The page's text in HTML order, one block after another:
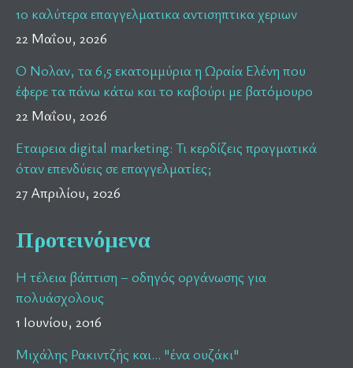
10 καλύτερα επαγγελματικα αντισηπτικα χεριων
22 Μαΐου, 2026
Ο Νολαν, τα 6,5 εκατομμύρια η Ωραία Ελένη που
έφερε τα πάνω κάτω και το καβούρι με βατόμουρο
22 Μαΐου, 2026
Εταιρεια digital marketing: Τι κερδίζεις πραγματικά
όταν επενδύεις σε επαγγελματίες;
27 Απριλίου, 2026
Προτεινόμενα
Η τέλεια βάπτιση – οδηγός οργάνωσης για
πολυάσχολους
1 Ιουνίου, 2016
Μιχάλης Ρακιντζής και… "ένα ουζάκι"